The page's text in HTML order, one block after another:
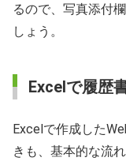
るので、写真添付
しょう。
Excelで履歴
Excelで作成した
きも、基本的な流